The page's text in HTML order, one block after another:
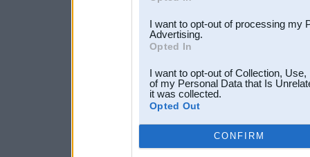
I want to opt-out of processing my
Advertising.
Opted In
I want to opt-out of Collection,
of my Personal Data that Is
it was collected.
Opted Out
CONFIRM